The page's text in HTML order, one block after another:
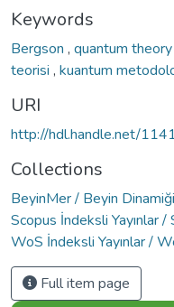
Keywords
Bergson , quantum theory
teorisi , kuantum
URI
http://hdl.handle.net/
Collections
BeyinMer / Beyin
Scopus İndeksli Yayınlar
WoS İndeksli Yayınlar /
Full item page